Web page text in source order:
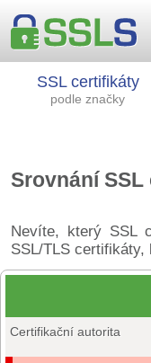
SSL certifikáty
podle značky
Srovnání
Nevíte, který SSL
SSL/TLS
Certifikační autorita